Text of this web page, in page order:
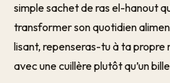
simple sachet de ras el-hanout
transformer son quotidien
lisant, repenseras-tu à ta
avec une cuillère plutôt qu’un